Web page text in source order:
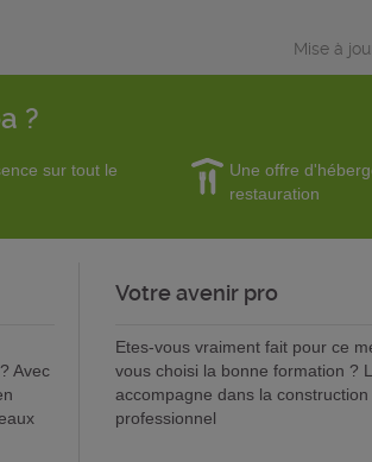
Mise à
?
sur tout le
Une offre
restauration
Avec
Votre avenir pro
Etes-vous vraiment fait pour ce
vous choisi la bonne formation ?
accompagne dans la
professionnel